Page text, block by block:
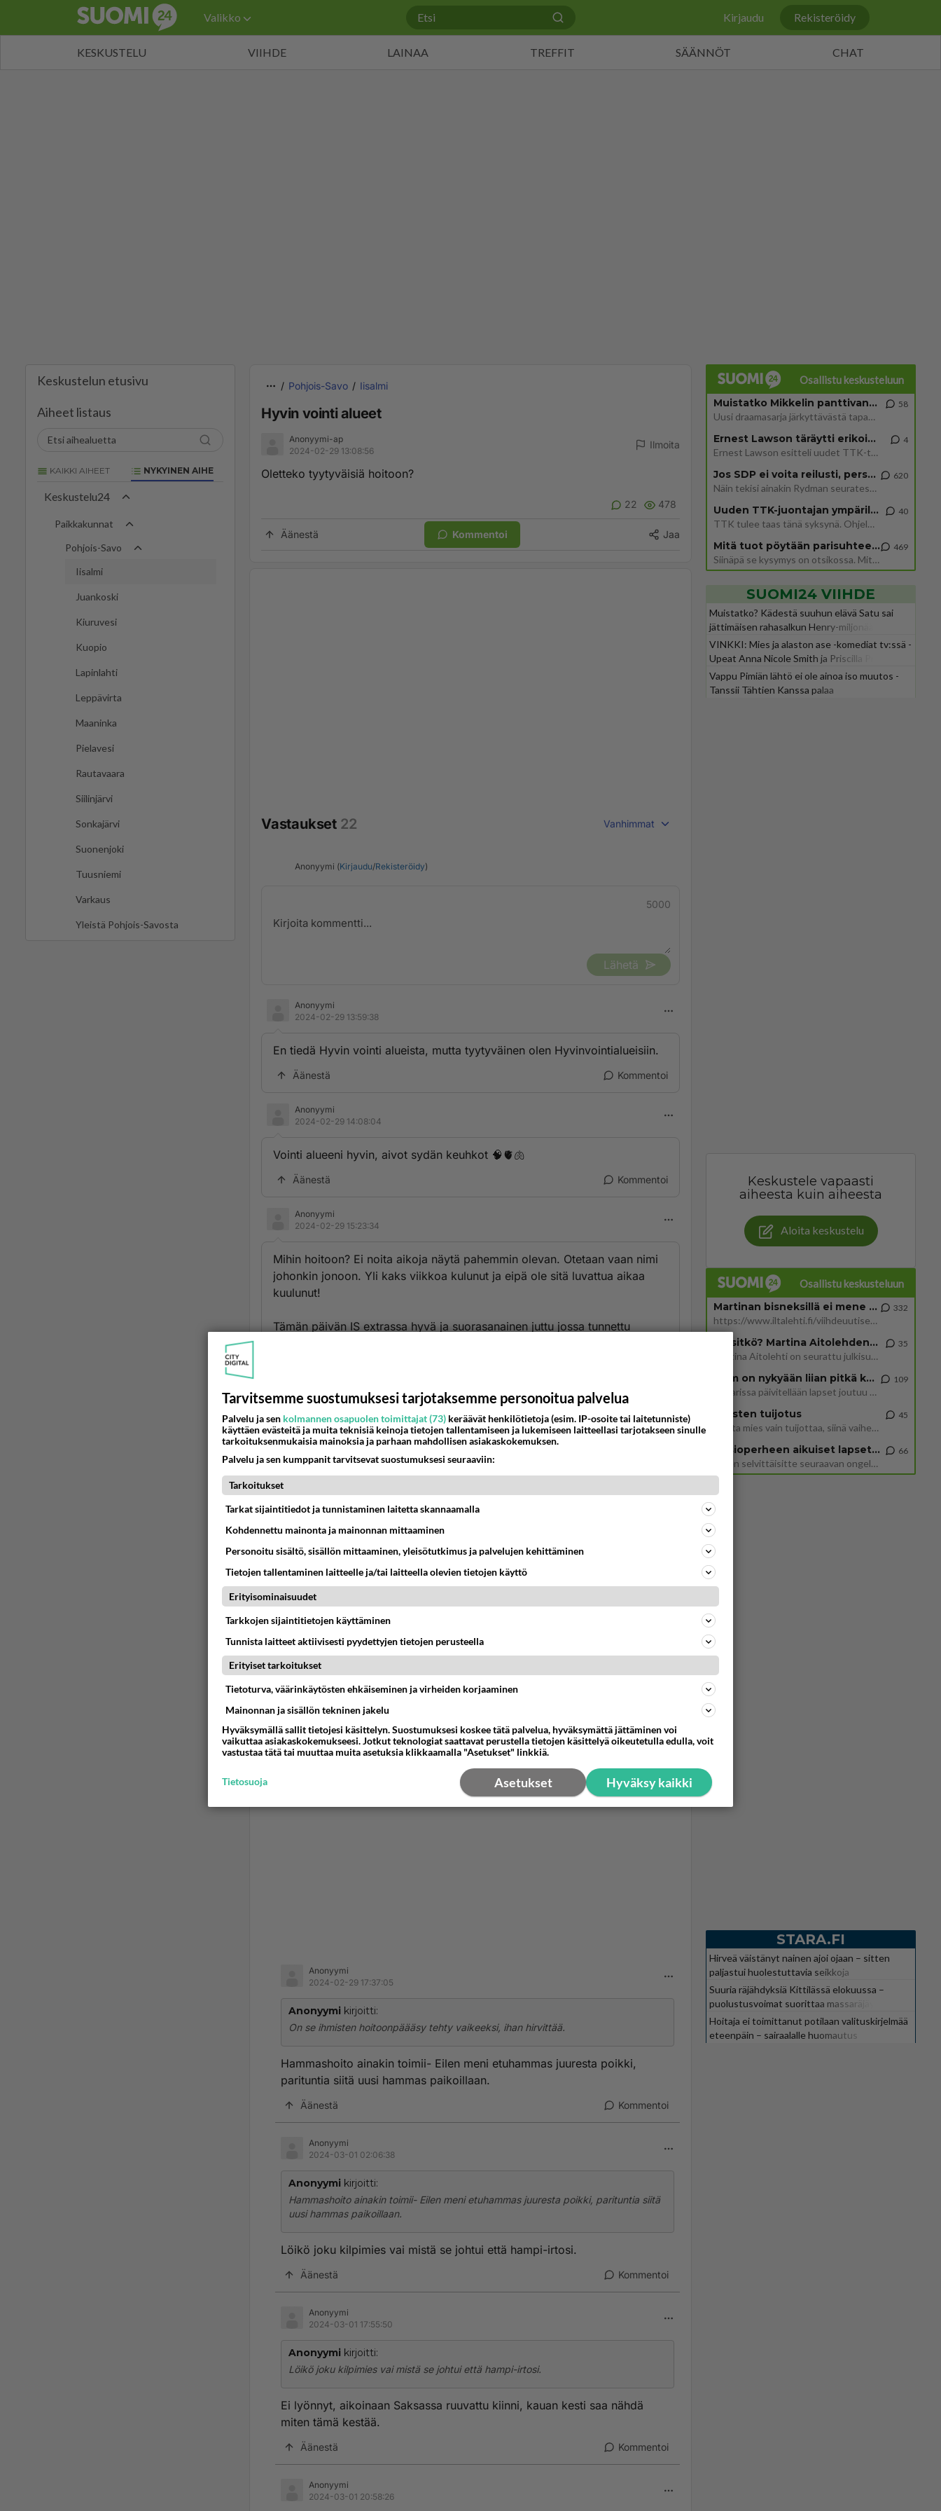
Valikko Kirjaudu Rekisteröidy
KESKUSTELU VIIHDE LAINAA TREFFIT SÄÄNNÖT CHAT
Keskustelun etusivu
Aiheet listaus
KAIKKI AIHEET NYKYINEN AIHE
Keskustelu24
Paikkakunnat
Pohjois-Savo
Iisalmi
Juankoski
Kiuruvesi
Kuopio
Lapinlahti
Leppävirta
Maaninka
Pielavesi
Rautavaara
Siilinjärvi
Sonkajärvi
Suonenjoki
Tuusniemi
Varkaus
Yleistä Pohjois-Savosta
Pohjois-Savo Iisalmi
Hyvin vointi alueet
Anonyymi-ap
2024-02-29 13:08:56
Ilmoita
Oletteko tyytyväisiä hoitoon?
22 478
Äänestä Kommentoi Jaa
Vastaukset 22 Vanhimmat
Anonyymi (Kirjaudu/Rekisteröidy)
5000
Lähetä
Anonyymi
2024-02-29 13:59:38
En tiedä Hyvin vointi alueista, mutta tyytyväinen olen Hyvinvointialueisiin.
Äänestä Kommentoi
Anonyymi
2024-02-29 14:08:04
Vointi alueeni hyvin, aivot sydän keuhkot 🧠🫀🫁
Äänestä Kommentoi
Anonyymi
2024-02-29 15:23:34
Mihin hoitoon? Ei noita aikoja näytä pahemmin olevan. Otetaan vaan nimi
johonkin jonoon. Yli kaks viikkoa kulunut ja eipä ole sitä luvattua aikaa
kuulunut!
Tämän päivän IS extrassa hyvä ja suorasanainen juttu jossa tunnettu
Äänestä Kommentoi
Anonyymi
On se ihmisten hoitoonpäääsy tehty vaikeeksi, ihan hirvittää.
Anonyymi
2024-02-29 17:37:05
Anonyymi kirjoitti:
On se ihmisten hoitoonpäääsy tehty vaikeeksi, ihan hirvittää.
Hammashoito ainakin toimii- Eilen meni etuhammas juuresta poikki,
parituntia siitä uusi hammas paikoillaan.
Äänestä Kommentoi
Anonyymi
2024-03-01 02:06:38
Anonyymi kirjoitti:
Hammashoito ainakin toimii- Eilen meni etuhammas juuresta poikki, parituntia siitä
uusi hammas paikoillaan.
Löikö joku kilpimies vai mistä se johtui että hampi-irtosi.
Äänestä Kommentoi
Anonyymi
2024-03-01 17:55:50
Anonyymi kirjoitti:
Löikö joku kilpimies vai mistä se johtui että hampi-irtosi.
Ei lyönnyt, aikoinaan Saksassa ruuvattu kiinni, kauan kesti saa nähdä
miten tämä kestää.
Äänestä Kommentoi
Anonyymi
2024-03-01 20:58:26
Osallistu keskusteluun
Muistatko Mikkelin panttivankidraaman?
Uusi draamasarja järkyttävästä tapauksesta on tulossa. Tositapahtumiin perustuva sarja ammentaa vuoden 1986 Mikkelin pan
58
Ernest Lawson täräytti erikoisen heiton TTK-lehdistötilaisuudessa: " Onko tässä tarkoituksena...?"
Ernest Lawson esitteli uudet TTK-tähtioppilaat ja opettajat torstaina 6.8. lehdistölle. Tulevalla kaudella on yksi hausk
4
Jos SDP ei voita reilusti, persut kumoavat demokratian Suomesta
Näin tekisi ainakin Rydman seuratessaan idolinsa Trumpin mallia https://www.is.fi/politiikka/art-2000012187244.html
620
Uuden TTK-juontajan ympärillä epätietoisuus sakenee - Nyt MTV hämmentää soppaa
TTK tulee taas tänä syksynä. Ohjelman uudet tähtioppilaat julkistetaan torstaina 6. elokuuta klo 14 alkavassa lehdistö
40
Mitä tuot pöytään parisuhteessa?
Siinäpä se kysymys on otsikossa. Mitäpä siis tuot/toisit pöytään parisuhteessa? Oletko mies vai nainen? Koetko sen mitä
469
SUOMI24 VIIHDE
Muistatko? Kädestä suuhun elävä Satu sai
jättimäisen rahasalkun Henry-miljonääriltä
VINKKI: Mies ja alaston ase -komediat tv:ssä -
Upeat Anna Nicole Smith ja Priscilla Presley
mukana
Vappu Pimiän lähtö ei ole ainoa iso muutos -
Tanssii Tähtien Kanssa palaa
Keskustele vapaasti
aiheesta kuin aiheesta
Aloita keskustelu
Osallistu keskusteluun
Martinan bisneksillä ei mene hyvin
https://www.iltalehti.fi/viihdeuutiset/a/c46da6ab-340f-4790-aaa7-0865eed2336 Yrityksen konkurssihakemus on tullut kärä
332
Tiesitkö? Martina Aitolehden isäpuoli on tämä suosittu laulaja
Martina Aitolehti on seurattu julkisuuden henkilö. Lähipiiriin mahtuu muitakin tunnettuja henkilöitä. Tiesitkö, että Ma
35
2 km on nykyään liian pitkä koulumatka
Hesarissa päivitellään lapset joutuu nyt kulkemaan 2 km kouluun jösses. Ruostefillarilla tuo matka menee vaikka miten äk
109
Miesten tuijotus
Mutta mies vain tuijottaa, siinä vaiheessa käännän itse pään pois. Mikä juttu? Yleensä jos joku tuijottaa tai katsoo, hä
45
Uusioperheen aikuiset lapset tyhjentää jääkaapin käydessään
Miten selvittäisitte seuraavan ongelman, meillä on uusioperhe, minulla teini-ikäiset lapset ja puolisolla aikuiset, jotk
66
STARA.FI
Hirveä väistänyt nainen ajoi ojaan – sitten
paljastui huolestuttavia seikkoja
Suuria räjähdyksiä Kittilässä elokuussa –
puolustusvoimat suorittaa massaräjäytyksiä
Hoitaja ei toimittanut potilaan valituskirjelmää
eteenpäin – sairaalalle huomautus
Tarvitsemme suostumuksesi tarjotaksemme personoitua palvelua
Palvelu ja sen kolmannen osapuolen toimittajat (73) keräävät henkilötietoja (esim. IP-osoite tai laitetunniste)
käyttäen evästeitä ja muita teknisiä keinoja tietojen tallentamiseen ja lukemiseen laitteellasi tarjotakseen sinulle
tarkoituksenmukaisia mainoksia ja parhaan mahdollisen asiakaskokemuksen.
Palvelu ja sen kumppanit tarvitsevat suostumuksesi seuraaviin:
Tarkoitukset
Tarkat sijaintitiedot ja tunnistaminen laitetta skannaamalla
Kohdennettu mainonta ja mainonnan mittaaminen
Personoitu sisältö, sisällön mittaaminen, yleisötutkimus ja palvelujen kehittäminen
Tietojen tallentaminen laitteelle ja/tai laitteella olevien tietojen käyttö
Erityisominaisuudet
Tarkkojen sijaintitietojen käyttäminen
Tunnista laitteet aktiivisesti pyydettyjen tietojen perusteella
Erityiset tarkoitukset
Tietoturva, väärinkäytösten ehkäiseminen ja virheiden korjaaminen
Mainonnan ja sisällön tekninen jakelu
Hyväksymällä sallit tietojesi käsittelyn. Suostumuksesi koskee tätä palvelua, hyväksymättä jättäminen voi
vaikuttaa asiakaskokemukseesi. Jotkut teknologiat saattavat perustella tietojen käsittelyä oikeutetulla edulla, voit
vastustaa tätä tai muuttaa muita asetuksia klikkaamalla "Asetukset" linkkiä.
Hyväksy kaikki
Asetukset
Tietosuoja